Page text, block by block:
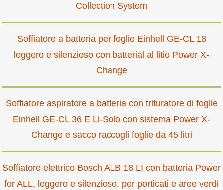
Collection System
Soffiatore a batteria per foglie Einhell GE-CL 18
leggero e silenzioso con batterial al litio Power X-
Change
Soffiatore aspiratore a batteria con trituratore di foglie
Einhell GE-CL 36 E Li-Solo con sistema Power X-
Change e sacco raccogli foglie da 45 litri
Soffiatore elettrico Bosch ALB 18 LI con batteria Power
for ALL, leggero e silenzioso, per porticati e aree verdi